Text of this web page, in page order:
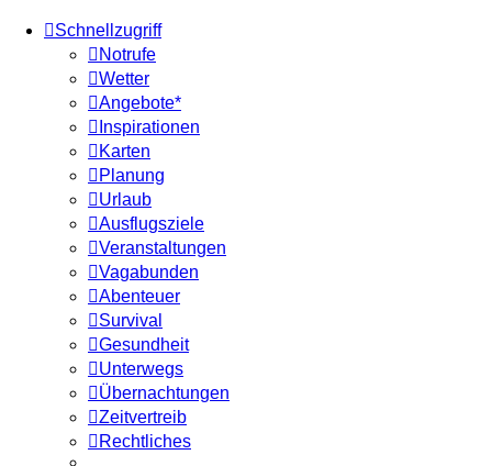
Schnellzugriff
Notrufe
Wetter
Angebote*
Inspirationen
Karten
Planung
Urlaub
Ausflugsziele
Veranstaltungen
Vagabunden
Abenteuer
Survival
Gesundheit
Unterwegs
Übernachtungen
Zeitvertreib
Rechtliches